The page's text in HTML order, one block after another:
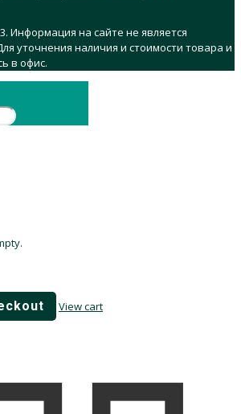
Информация на сайте не является
уточнения наличия и стоимости товара и
в офис.
View cart